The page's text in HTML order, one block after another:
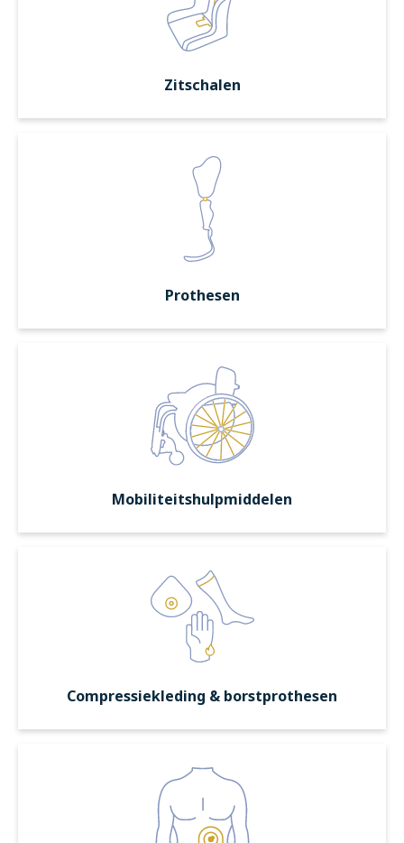
Zitschalen
Prothesen
Mobiliteitshulpmiddelen
Compressiekleding & borstprothesen